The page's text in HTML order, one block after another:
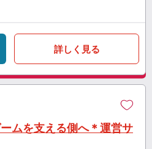
詳しく見る
ムを支える側へ＊運営サ